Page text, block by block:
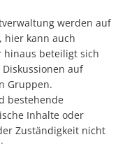
werden auf
hier kann auch
beteiligt sich
auf
Gruppen.
bestehende
Inhalte oder
Zuständigkeit nicht